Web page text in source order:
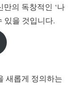
의 독창적인 ‘나
있을 것입니다.
새롭게 정의하는